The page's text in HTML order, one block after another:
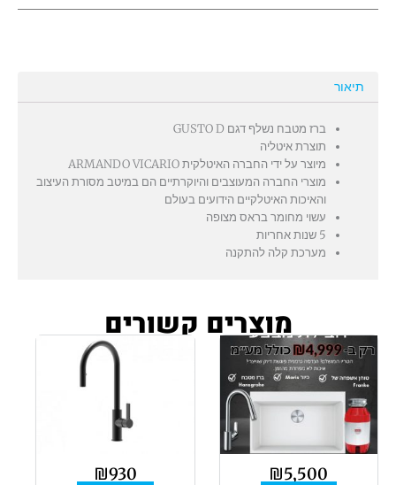
תיאור
ברז מטבח נשלף דגם GUSTO D
תוצרת איטליה
מיוצר על ידי החברה האיטלקית ARMANDO VICARIO
מוצרי החברה המעוצבים והיוקרתיים הם במיטב מסורת העיצוב
והאיכות האיטלקיים הידועים בעולם
עשוי מחומר בראס מצופה
5 שנות אחריות
מערכת קלה להתקנה
מוצרים קשורים
₪5,500
₪930